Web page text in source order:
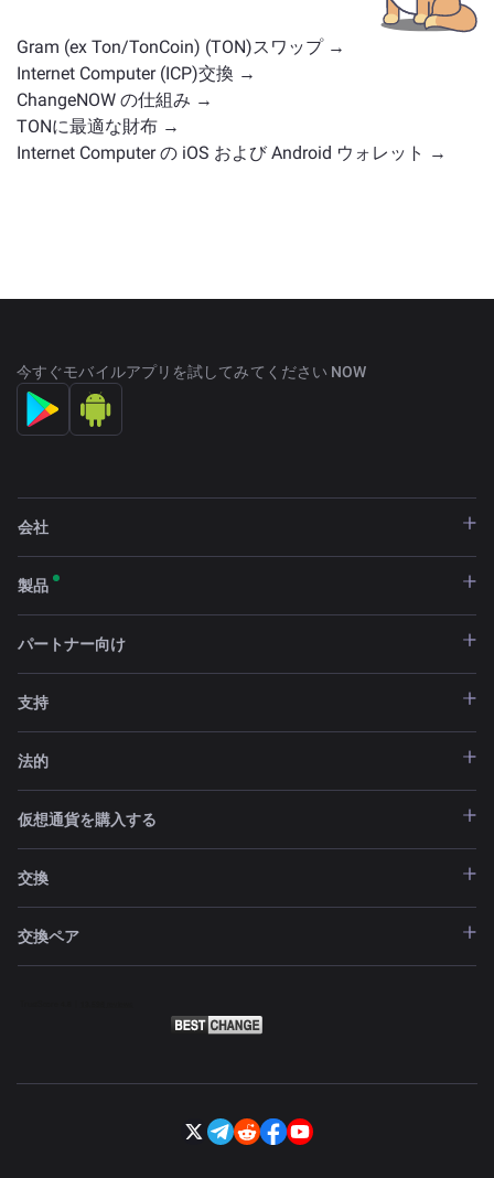
で利用可能なすべての資産を確認してください。
Gram (ex Ton/TonCoin) (TON)スワップ →
Internet Computer (ICP)交換 →
ChangeNOW の仕組み →
TONに最適な財布 →
Internet Computer の iOS および Android ウォレット →
今すぐモバイルアプリを試してみてください NOW
会社
製品
パートナー向け
支持
法的
仮想通貨を購入する
交換
交換ペア